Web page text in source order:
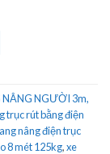
NÂNG NGƯỜI 3m,
trục rút bằng điện
nâng điện trục
8 mét 125kg,xe